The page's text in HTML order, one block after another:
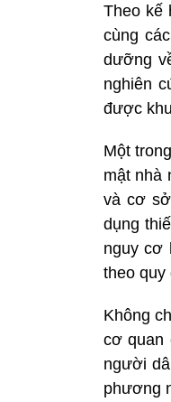
Theo kế
cùng
dưỡng
nghiên
được
Một
mật nhà
và cơ
dụng
nguy cơ
theo quy
Không
cơ quan
người
phương